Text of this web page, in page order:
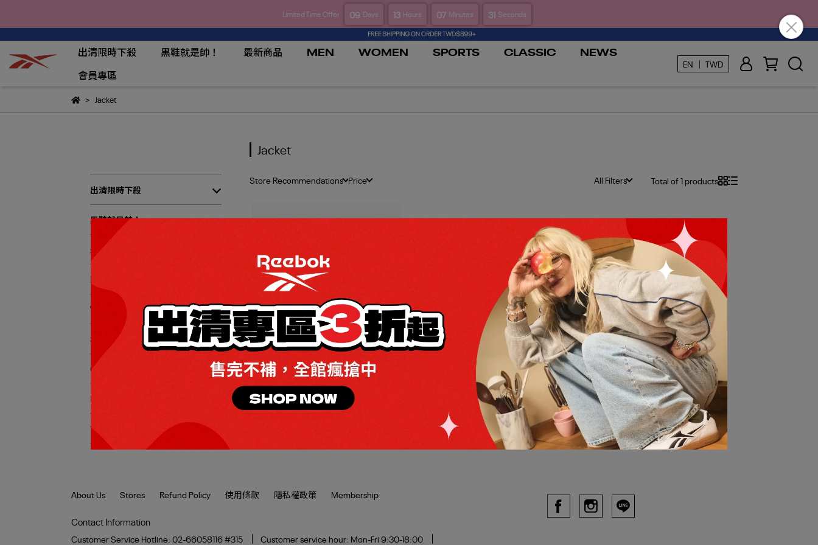
Limited Time Offer 09 Days 13 Hours 07 Minutes 30 Seconds
出清限時下殺 黑鞋就是帥！ 最新商品 MEN WOMEN SPORTS CLASSIC
NEWS
會員專區
EN ｜ TWD
Jacket
出清限時下殺
黑鞋就是帥！
最新商品
MEN
WOMEN
SPORTS
CLASSIC
NEWS
會員專區
Jacket
Store Recommendations Price All Filters Total of 1 products
全館滿2000折$200 / 全館滿4000折
$350
Vector Flash Windbreaker Jacket 外套
_男/女
NT$3,065NT$3,980
About Us Stores Refund Policy 使用條款 隱私權政策 Membership
Contact Information
Customer Service Hotline: 02-66058116 #315 Customer service hour: Mon-Fri 9:30-18:00